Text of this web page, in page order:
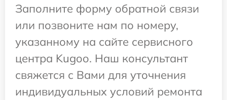
Заполните форму обратной связи
или позвоните нам по номеру,
указанному на сайте сервисного
центра Kugoo. Наш консультант
свяжется с Вами для уточнения
индивидуальных условий ремонта